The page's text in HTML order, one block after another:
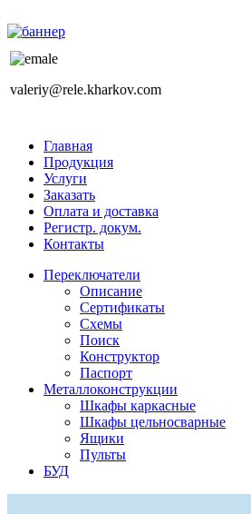
valeriy@rele.kharkov.com
Главная
Продукция
Услуги
Заказать
Оплата и доставка
Регистр. докум.
Контакты
Переключатели
Описание
Сертификаты
Схемы
Поиск
Конструктор
Паспорт
Металлоконструкции
Шкафы каркасные
Шкафы цельносварные
Ящики
Пульты
БУД